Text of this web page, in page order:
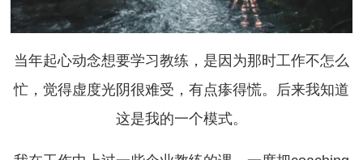
当年起心动念想要学习教练，是因为那时工作不怎么
忙，觉得虚度光阴很难受，有点瘆得慌。后来我知道
这是我的一个模式。